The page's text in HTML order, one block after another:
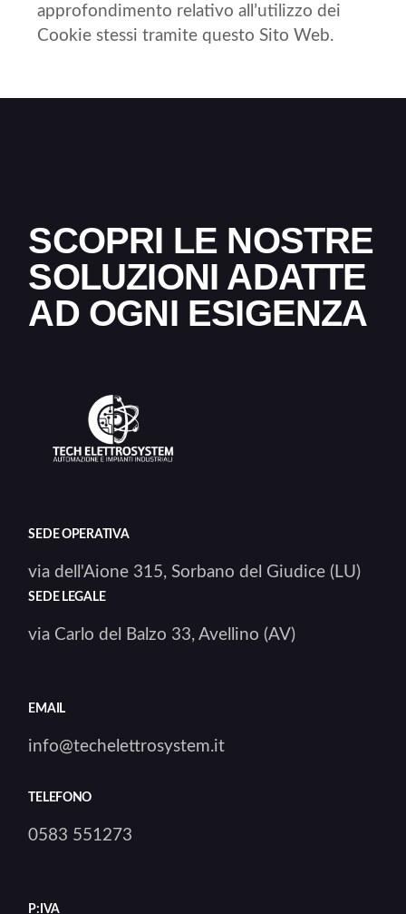
approfondimento relativo all’utilizzo dei
Cookie stessi tramite questo Sito Web.
SCOPRI LE NOSTRE
SOLUZIONI ADATTE
AD OGNI ESIGENZA
SEDE OPERATIVA
via dell'Aione 315, Sorbano del Giudice (LU)
SEDE LEGALE
via Carlo del Balzo 33, Avellino (AV)
EMAIL
info@techelettrosystem.it
TELEFONO
0583 551273
P:IVA